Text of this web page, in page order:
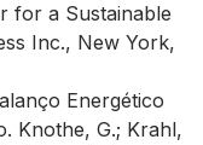
for a Sustainable
Inc., New York,
Energético
Knothe, G.; Krahl,